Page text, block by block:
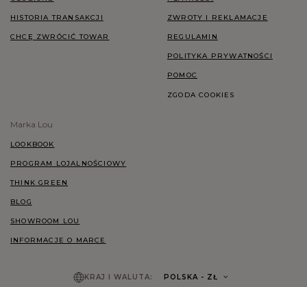
HISTORIA TRANSAKCJI
CHCĘ ZWRÓCIĆ TOWAR
ZWROTY I REKLAMACJE
REGULAMIN
POLITYKA PRYWATNOŚCI
POMOC
ZGODA COOKIES
Marka Lou
LOOKBOOK
PROGRAM LOJALNOŚCIOWY
THINK GREEN
BLOG
SHOWROOM LOU
INFORMACJE O MARCE
KRAJ I WALUTA: POLSKA - ZŁ